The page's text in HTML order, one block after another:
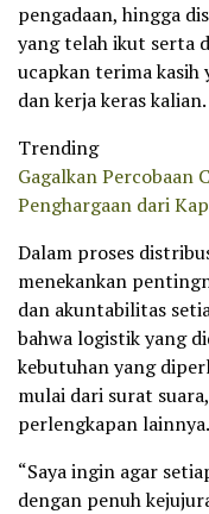
pengadaan, hingga
yang telah ikut serta
ucapkan terima kasih
dan kerja keras kalian.
Trending
Gagalkan Percobaan
Penghargaan dari
Dalam proses
menekankan
dan akuntabilitas
bahwa logistik yang
kebutuhan yang
mulai dari surat
perlengkapan lainnya.
“Saya ingin agar
dengan penuh